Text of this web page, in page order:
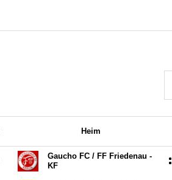
Heim
Gaucho FC /​ FF Friedenau -
KF
: